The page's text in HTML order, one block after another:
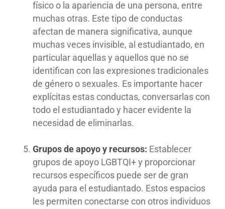
físico o la apariencia de una persona, entre
muchas otras. Este tipo de conductas
afectan de manera significativa, aunque
muchas veces invisible, al estudiantado, en
particular aquellas y aquellos que no se
identifican con las expresiones tradicionales
de género o sexuales. Es importante hacer
explícitas estas conductas, conversarlas con
todo el estudiantado y hacer evidente la
necesidad de eliminarlas.
Grupos de apoyo y recursos: Establecer
grupos de apoyo LGBTQI+ y proporcionar
recursos específicos puede ser de gran
ayuda para el estudiantado. Estos espacios
les permiten conectarse con otros individuos